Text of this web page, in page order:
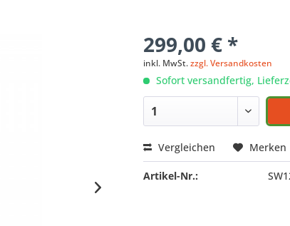
299,00 € *
inkl. MwSt.zzgl. Versandkosten
Sofort versandfertig,
Vergleichen Merken
Artikel-Nr.: